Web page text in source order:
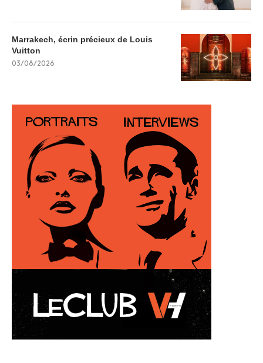
Marrakech, écrin précieux de Louis
Vuitton
03/08/2026